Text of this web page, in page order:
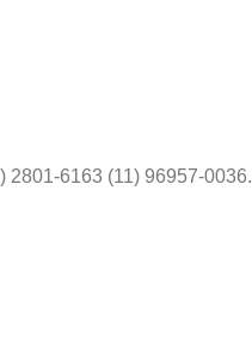
2801-6163 (11) 96957-0036.